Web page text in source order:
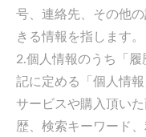
号、連絡先、その他
きる情報を指します。
2.個人情報のうち「
記に定める「個人情
サービスや購入頂い
歴、検索キーワード